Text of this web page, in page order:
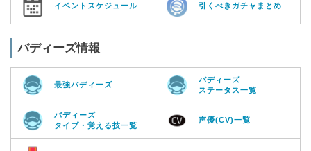
イベントスケジュール 引くべきガチャまとめ
バディーズ情報
最強バディーズ
バディーズ
ステータス一覧
バディーズ
タイプ・覚える技一覧
声優(CV)一覧